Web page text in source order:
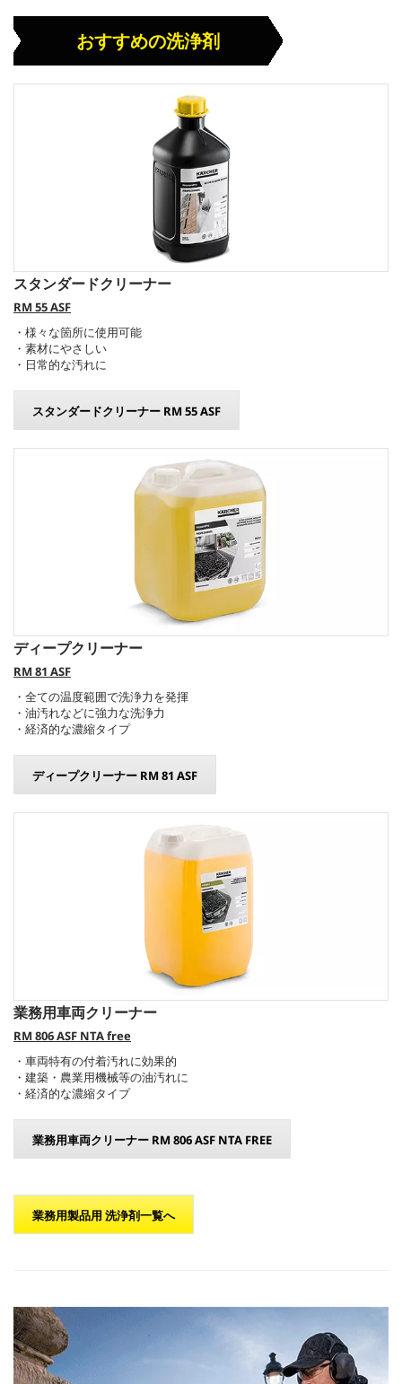
おすすめの洗浄剤
スタンダードクリーナー
RM 55 ASF
・様々な箇所に使用可能
・素材にやさしい
・日常的な汚れに
スタンダードクリーナー RM 55 ASF
ディープクリーナー
RM 81 ASF
・全ての温度範囲で洗浄力を発揮
・油汚れなどに強力な洗浄力
・経済的な濃縮タイプ
ディープクリーナー RM 81 ASF
業務用車両クリーナー
RM 806 ASF NTA free
・車両特有の付着汚れに効果的
・建築・農業用機械等の油汚れに
・経済的な濃縮タイプ
業務用車両クリーナー RM 806 ASF NTA FREE
業務用製品用 洗浄剤一覧へ